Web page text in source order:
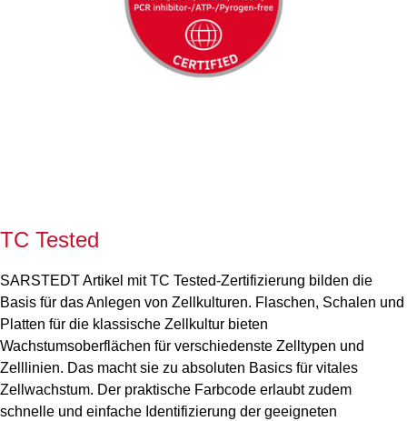
TC Tested
SARSTEDT Artikel mit TC Tested-Zertifizierung bilden die
Basis für das Anlegen von Zellkulturen. Flaschen, Schalen und
Platten für die klassische Zellkultur bieten
Wachstumsoberflächen für verschiedenste Zelltypen und
Zelllinien. Das macht sie zu absoluten Basics für vitales
Zellwachstum. Der praktische Farbcode erlaubt zudem
schnelle und einfache Identifizierung der geeigneten